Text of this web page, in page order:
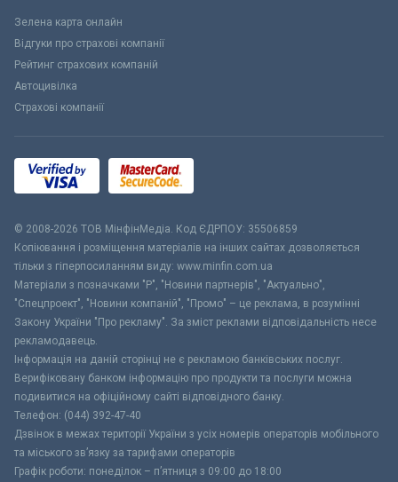
Зелена карта онлайн
Відгуки про страхові компанії
Рейтинг страхових компаній
Автоцивілка
Страхові компанії
© 2008-2026 ТОВ МiнфiнМедiа. Код ЄДРПОУ: 35506859
Копіювання і розміщення матеріалів на інших сайтах дозволяється
тільки з гіперпосиланням виду: www.minfin.com.ua
Матеріали з позначками "Р", "Новини партнерів", "Актуально",
"Спецпроект", "Новини компаній", "Промо" – це реклама, в розумінні
Закону України "Про рекламу". За зміст реклами відповідальність несе
рекламодавець.
Інформація на даній сторінці не є рекламою банківських послуг.
Верифіковану банком інформацію про продукти та послуги можна
подивитися на офіційному сайті відповідного банку.
Телефон: (044) 392-47-40
Дзвінок в межах території України з усіх номерів операторів мобільного
та міського зв’язку за тарифами операторів
Графік роботи: понеділок – п’ятниця з 09:00 до 18:00